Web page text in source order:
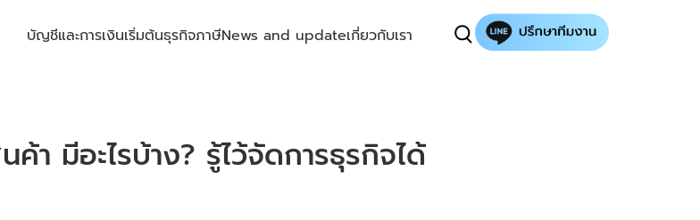
บัญชีและการเงินเริ่มต้นธุรกิจภาษีNews and updateเกี่ยวกับเรา
ค้า มีอะไรบ้าง? รู้ไว้จัดการธุรกิจได้